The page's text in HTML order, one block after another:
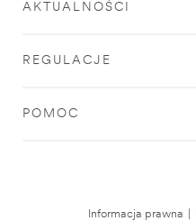
AKTUALNOŚCI
REGULACJE
POMOC
Informacja prawna